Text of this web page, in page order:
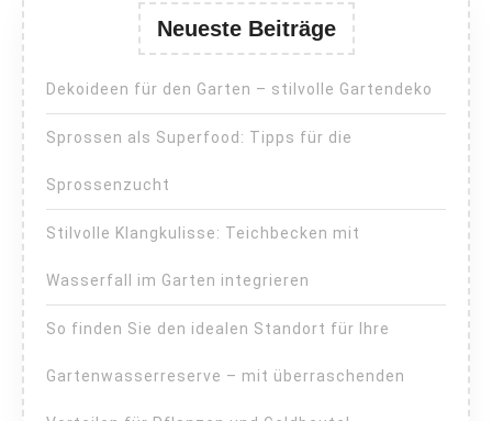
Neueste Beiträge
Dekoideen für den Garten – stilvolle Gartendeko
Sprossen als Superfood: Tipps für die
Sprossenzucht
Stilvolle Klangkulisse: Teichbecken mit
Wasserfall im Garten integrieren
So finden Sie den idealen Standort für Ihre
Gartenwasserreserve – mit überraschenden